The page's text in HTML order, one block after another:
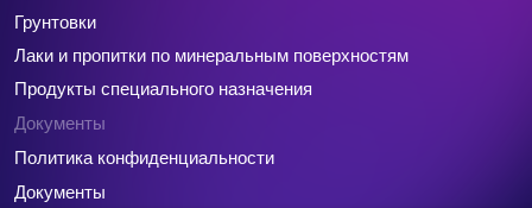
Грунтовки
Лаки и пропитки по минеральным поверхностям
Продукты специального назначения
Документы
Политика конфиденциальности
Документы